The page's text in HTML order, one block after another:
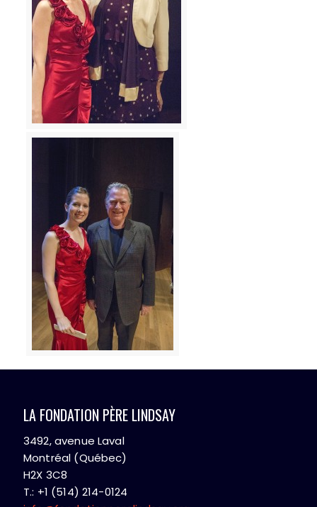
LA FONDATION PÈRE LINDSAY
3492, avenue Laval
Montréal (Québec)
H2X 3C8
T.: +1 (514) 214-0124